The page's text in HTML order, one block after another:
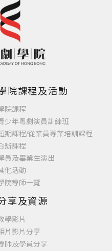
院課程及活動
院課程
少年粵劇演員訓練班
期課程/從業員專業培訓課程
辦課程
員及畢業生演出
他活動
院導師一覽
享及資源
學影片
片影片分享
師及學員分享